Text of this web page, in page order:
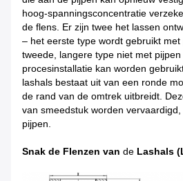
hoog-spanningsconcentratie
de flens. Er zijn twee het lassen
– het eerste type wordt gebruikt
tweede, langere type niet met
procesinstallatie kan worden
lashals bestaat uit van een ronde
de rand van de omtrek uitbreidt.
van smeedstuk worden
pijpen.
Snak de Flenzen van de Lashals